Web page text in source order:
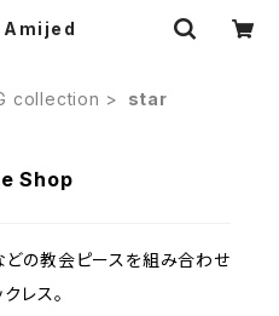
collection star
Shop
の教会ピースを組み合わせ
レス。